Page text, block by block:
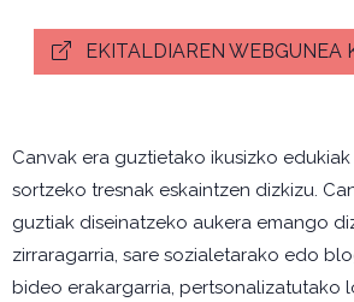
EKITALDIAREN WEBGUNEA
Canvak era guztietako ikusizko
sortzeko tresnak eskaintzen dizkizu.
guztiak diseinatzeko aukera emango
zirraragarria, sare sozialetarako edo
bideo erakargarria, pertsonalizatutako